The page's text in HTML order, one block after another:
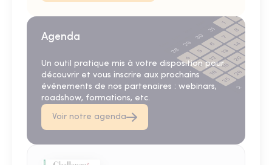
Agenda
Un outil pratique mis à votre disposition pour
découvrir et vous inscrire aux prochains
événements de nos partenaires : webinars,
roadshow, formations, etc.
Voir notre agenda